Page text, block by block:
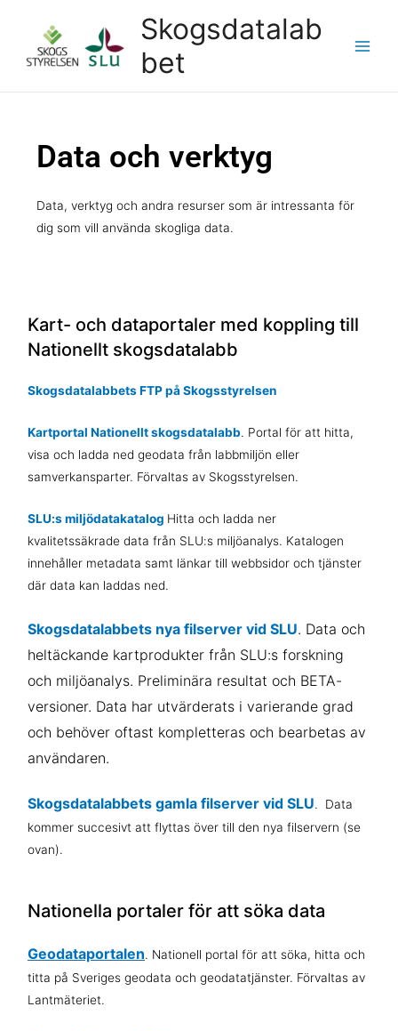
Skogsdatalab
bet
Data och verktyg
Data, verktyg och andra resurser som är intressanta för
dig som vill använda skogliga data.
Kart- och dataportaler med koppling till
Nationellt skogsdatalabb
Skogsdatalabbets FTP på Skogsstyrelsen
Kartportal Nationellt skogsdatalabb. Portal för att hitta,
visa och ladda ned geodata från labbmiljön eller
samverkansparter. Förvaltas av Skogsstyrelsen.
SLU:s miljödatakatalog Hitta och ladda ner
kvalitetssäkrade data från SLU:s miljöanalys. Katalogen
innehåller metadata samt länkar till webbsidor och tjänster
där data kan laddas ned.
Skogsdatalabbets nya filserver vid SLU. Data och
heltäckande kartprodukter från SLU:s forskning
och miljöanalys. Preliminära resultat och BETA-
versioner. Data har utvärderats i varierande grad
och behöver oftast kompletteras och bearbetas av
användaren.
Skogsdatalabbets gamla filserver vid SLU. Data
kommer succesivt att flyttas över till den nya filservern (se
ovan).
Nationella portaler för att söka data
Geodataportalen. Nationell portal för att söka, hitta och
titta på Sveriges geodata och geodatatjänster. Förvaltas av
Lantmäteriet.